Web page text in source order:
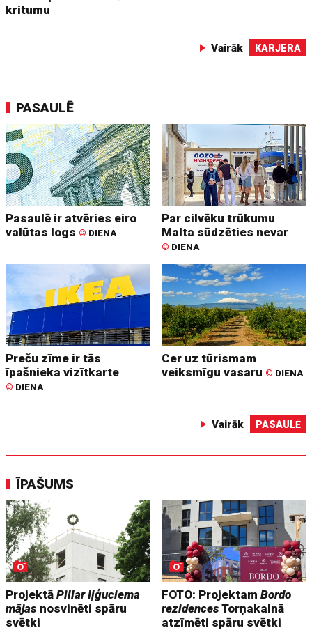
kritumu
Vairāk KARJERA
PASAULĒ
Pasaulē ir atvēries eiro
valūtas logs © DIENA
Par cilvēku trūkumu
Malta sūdzēties nevar
© DIENA
Preču zīme ir tās
īpašnieka vizītkarte
© DIENA
Cer uz tūrismam
veiksmīgu vasaru © DIENA
Vairāk PASAULĒ
ĪPAŠUMS
ProjektāPillar Iļģuciema
mājas nosvinēti spāru
svētki
FOTO: ProjektamBordo
rezidencesTorņakalnā
atzīmēti spāru svētki